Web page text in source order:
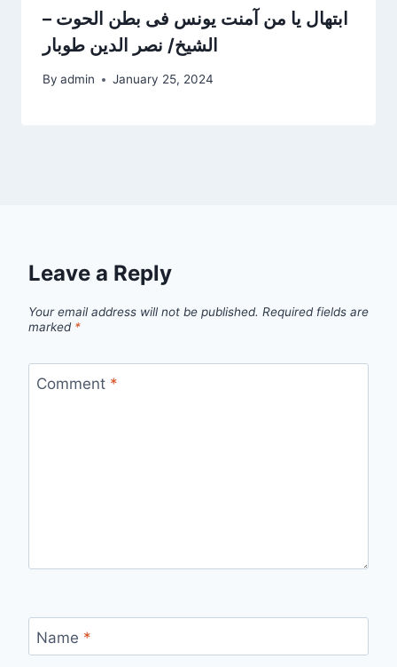
ابتهال يا من آمنت يونس فى بطن الحوت –
الشيخ/ نصر الدين طوبار
By admin January 25, 2024
Leave a Reply
Your email address will not be published. Required fields are
marked *
Comment *
Name *